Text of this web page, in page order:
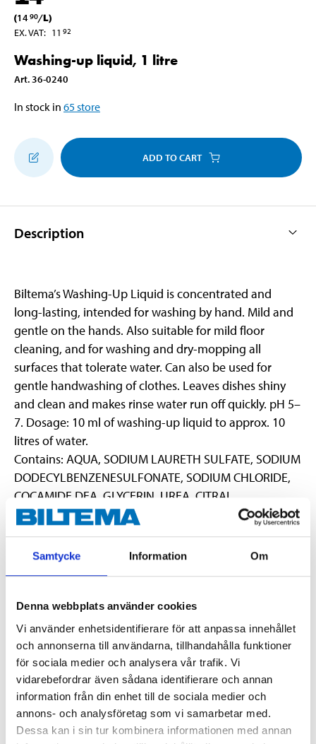
Samtycke Information Om
Denna webbplats använder cookies
Vi använder enhetsidentifierare för att anpassa innehållet
och annonserna till användarna, tillhandahålla funktioner
för sociala medier och analysera vår trafik. Vi
vidarebefordrar även sådana identifierare och annan
information från din enhet till de sociala medier och
annons- och analysföretag som vi samarbetar med.
Dessa kan i sin tur kombinera informationen med annan
(1490/L)
EX. VAT: 11 92
Washing-up liquid, 1 litre
Art. 36-0240
In stock in 65store
ADD TO CART
Description
Biltema’s Washing-Up Liquid is concentrated and
long-lasting, intended for washing by hand. Mild and
gentle on the hands. Also suitable for mild floor
cleaning, and for washing and dry-mopping all
surfaces that tolerate water. Can also be used for
gentle handwashing of clothes. Leaves dishes shiny
and clean and makes rinse water run off quickly. pH 5–
7. Dosage: 10 ml of washing-up liquid to approx. 10
litres of water.
Contains: AQUA, SODIUM LAURETH SULFATE, SODIUM
DODECYLBENZENESULFONATE, SODIUM CHLORIDE,
COCAMIDE DEA, GLYCERIN, UREA, CITRAL,
POLYSORBATE 20, Colorant, SODIUM NITRATE,
METHYLISOTHIAZOLINONE.
EUH208 Contains Reaction mass of 5-chloro-2-methyl-2H-isothiazol-
3-one and 2-methyl-2H-isothiazol-3-one (3:1). May produce an
allergic reaction.
Technical specifications
Volume
1 l
pH
5–7